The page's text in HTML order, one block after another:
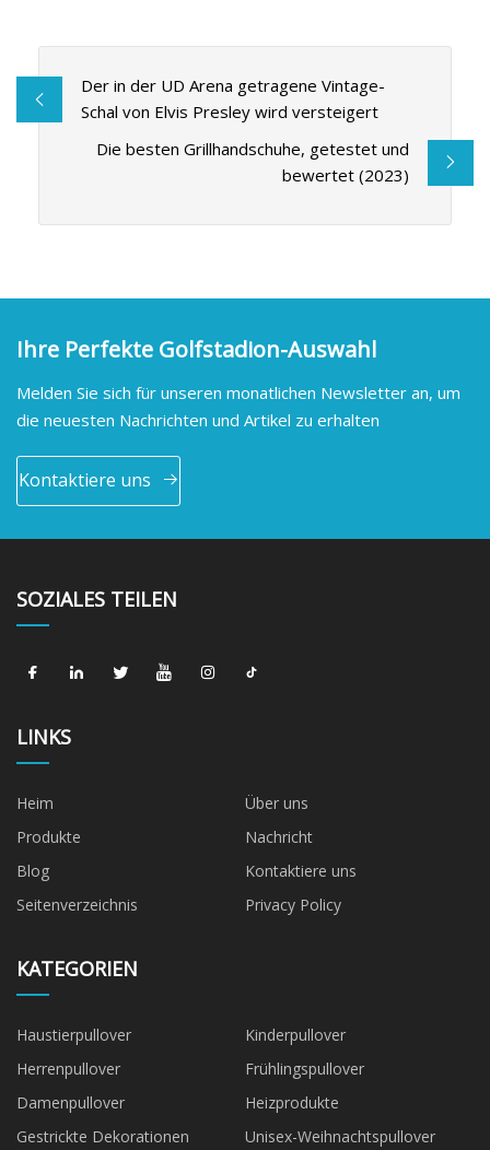
Der in der UD Arena getragene Vintage-
Schal von Elvis Presley wird versteigert
Die besten Grillhandschuhe, getestet und
bewertet (2023)
Ihre Perfekte Golfstadion-Auswahl
Melden Sie sich für unseren monatlichen Newsletter an, um
die neuesten Nachrichten und Artikel zu erhalten
Kontaktiere uns
SOZIALES TEILEN
LINKS
Heim
Über uns
Produkte
Nachricht
Blog
Kontaktiere uns
Seitenverzeichnis
Privacy Policy
KATEGORIEN
Haustierpullover
Kinderpullover
Herrenpullover
Frühlingspullover
Damenpullover
Heizprodukte
Gestrickte Dekorationen
Unisex-Weihnachtspullover